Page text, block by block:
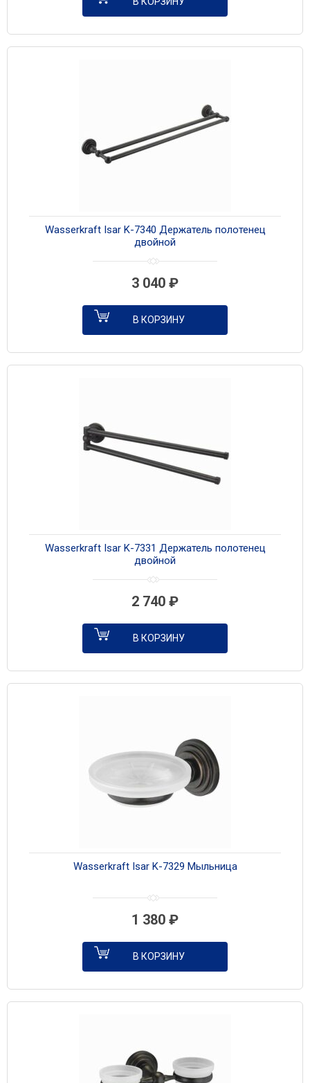
Wasserkraft Isar K-7340 Держатель полотенец
двойной
3 040 ₽
В КОРЗИНУ
Wasserkraft Isar K-7331 Держатель полотенец
двойной
2 740 ₽
В КОРЗИНУ
Wasserkraft Isar K-7329 Мыльница
1 380 ₽
В КОРЗИНУ